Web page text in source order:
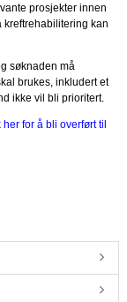
prosjekter innen
kreftrehabilitering kan
søknaden må
brukes, inkludert et
ikke vil bli prioritert.
her for å bli overført til